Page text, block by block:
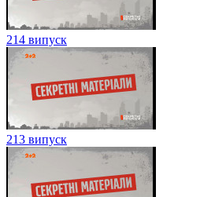
214 випуск
213 випуск